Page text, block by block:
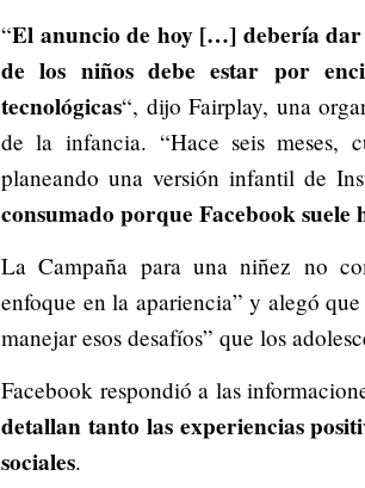
“El anuncio de hoy […] debería dar
de los niños debe estar por
tecnológicas“, dijo Fairplay, una
de la infancia. “Hace seis meses,
planeando una versión infantil de
consumado porque Facebook suele
La Campaña para una niñez no
enfoque en la apariencia” y alegó
manejar esos desafíos” que los
Facebook respondió a las
detallan tanto las experiencias
sociales.